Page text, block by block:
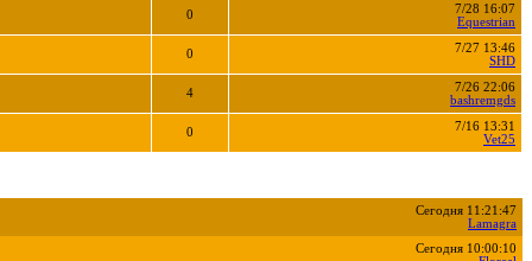
0
7/28 16:07
Equestrian
0
7/27 13:46
SHD
4
7/26 22:06
bashremgds
0
7/16 13:31
Vet25
Сегодня 11:21:47
Lamagra
Сегодня 10:00:10